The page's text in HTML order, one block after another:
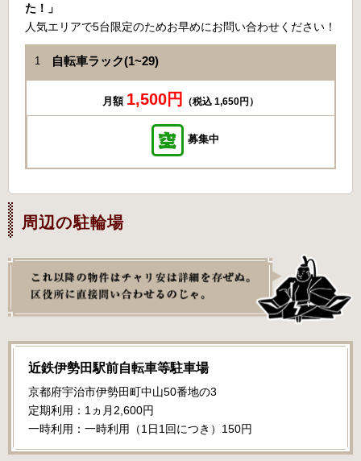
た！」
人気エリアで5台限定のためお早めにお問い合わせください！
1 自転車ラック(1~29)
月額 1,500円 （税込 1,650円）
募集中
周辺の駐輪場
近鉄伊勢田駅前自転車等駐車場
京都府宇治市伊勢田町中山50番地の3
定期利用：1ヵ月2,600円
一時利用：一時利用（1日1回につき）150円